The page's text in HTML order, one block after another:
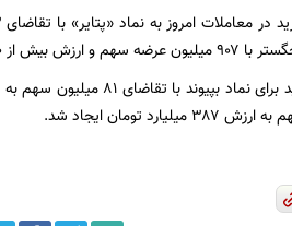
تومان تعلق داشت.